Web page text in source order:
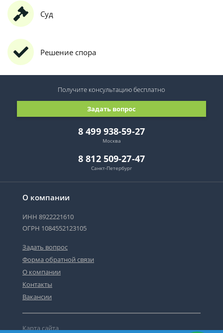
Суд
Решение спора
О компании
ИНН 8922221610
ОГРН 1084552123105
Задать вопрос
Форма обратной связи
О компании
Контакты
Вакансии
Карта сайта
8 499 938-59-27
Москва
8 812 509-27-47
Санкт-Петербург
Задать вопрос
Получите консультациюбесплатно